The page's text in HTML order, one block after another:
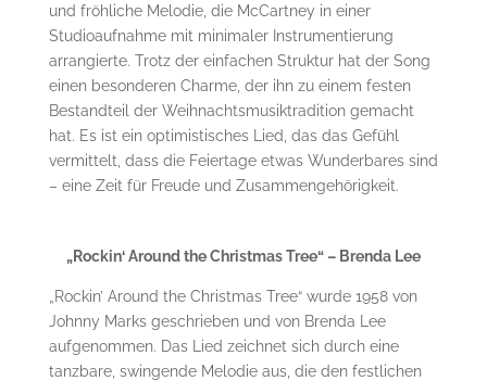
und fröhliche Melodie, die McCartney in einer
Studioaufnahme mit minimaler Instrumentierung
arrangierte. Trotz der einfachen Struktur hat der Song
einen besonderen Charme, der ihn zu einem festen
Bestandteil der Weihnachtsmusiktradition gemacht
hat. Es ist ein optimistisches Lied, das das Gefühl
vermittelt, dass die Feiertage etwas Wunderbares sind
– eine Zeit für Freude und Zusammengehörigkeit.
„Rockin‘ Around the Christmas Tree“ – Brenda Lee
„Rockin’ Around the Christmas Tree“ wurde 1958 von
Johnny Marks geschrieben und von Brenda Lee
aufgenommen. Das Lied zeichnet sich durch eine
tanzbare, swingende Melodie aus, die den festlichen